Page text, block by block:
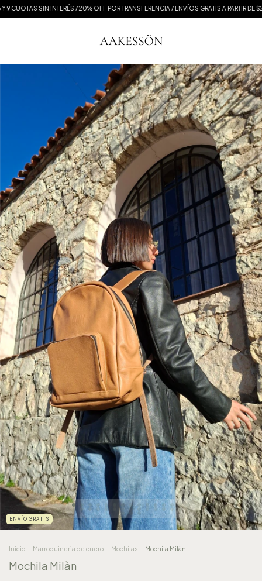
SIN INTERÉS / 20% OFF POR TRANSFERENCIA / ENVÍOS GRATIS A PARTIR DE
ENVÍO GRATIS
Inicio Marroquinerìa de cuero Mochilas Mochila Milàn
Mochila Milàn